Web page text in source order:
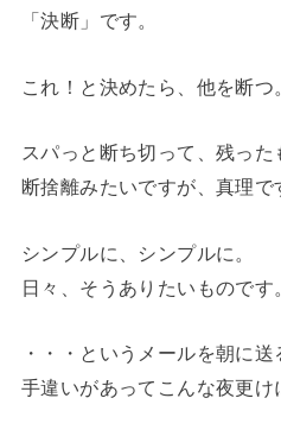
「決断」です。
これ！と決めたら、他を断つ。
スパっと断ち切って、残った
断捨離みたいですが、真理で
シンプルに、シンプルに。
日々、そうありたいものです。
・・・というメールを朝に送
手違いがあってこんな夜更け